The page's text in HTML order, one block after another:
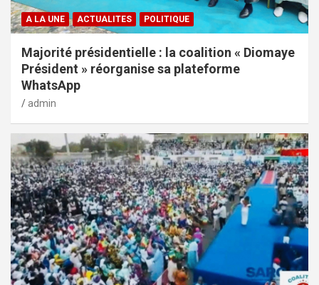
A LA UNE ACTUALITES POLITIQUE
Majorité présidentielle : la coalition « Diomaye
Président » réorganise sa plateforme
WhatsApp
admin